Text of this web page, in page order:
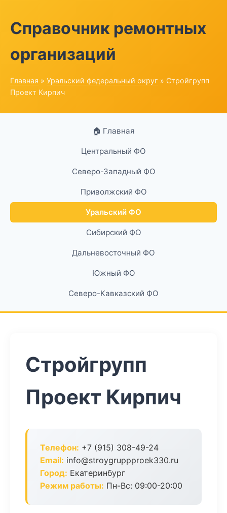
Справочник ремонтных
организаций
Главная » Уральский федеральный округ » Стройгрупп
Проект Кирпич
🏠 Главная
Центральный ФО
Северо-Западный ФО
Приволжский ФО
Уральский ФО
Сибирский ФО
Дальневосточный ФО
Южный ФО
Северо-Кавказский ФО
Стройгрупп
Проект Кирпич
Телефон: +7 (915) 308-49-24
Email: info@stroygruppproek330.ru
Город: Екатеринбург
Режим работы: Пн-Вс: 09:00-20:00